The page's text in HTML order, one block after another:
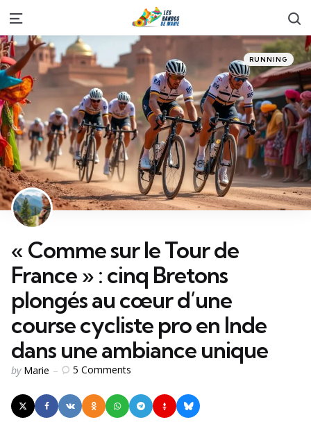
Menu
Categories
Posted
in
RUNNING
« Comme sur le Tour de
France » : cinq Bretons
plongés au cœur d’une
course cycliste pro en Inde
dans une ambiance unique
Posted
by Marie 5 Comments